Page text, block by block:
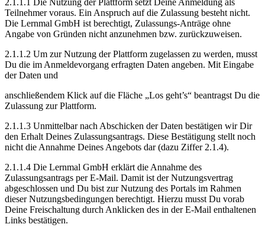
Teilnehmer voraus. Ein Anspruch auf die Zulassung besteht nicht.
Die Lernmal GmbH ist berechtigt, Zulassungs-Anträge ohne
Angabe von Gründen nicht anzunehmen bzw. zurückzuweisen.
2.1.1.2 Um zur Nutzung der Plattform zugelassen zu werden, musst
Du die im Anmeldevorgang erfragten Daten angeben. Mit Eingabe
der Daten und
anschließendem Klick auf die Fläche „Los geht’s“ beantragst Du die
Zulassung zur Plattform.
2.1.1.3 Unmittelbar nach Abschicken der Daten bestätigen wir Dir
den Erhalt Deines Zulassungsantrags. Diese Bestätigung stellt noch
nicht die Annahme Deines Angebots dar (dazu Ziffer 2.1.4).
2.1.1.4 Die Lernmal GmbH erklärt die Annahme des
Zulassungsantrags per E-Mail. Damit ist der Nutzungsvertrag
abgeschlossen und Du bist zur Nutzung des Portals im Rahmen
dieser Nutzungsbedingungen berechtigt. Hierzu musst Du vorab
Deine Freischaltung durch Anklicken des in der E-Mail enthaltenen
Links bestätigen.